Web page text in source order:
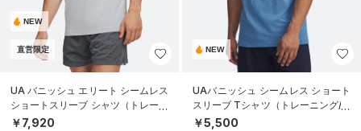
NEW
直営限定
UA バニッシュ エリート シームレス
ショートスリーブ シャツ（トレーニ
ング/MEN）
￥7,920
NEW
UAバニッシュ シームレス ショート
スリーブ Tシャツ（トレーニング/M
EN）
￥5,500